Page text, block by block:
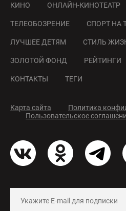
КИНО ОНЛАЙН-КИНОТЕАТР
ТЕЛЕОБОЗРЕНИЕ СПОРТ НА
ЛУЧШЕЕ ДЕТЯМ СТИЛЬ
ЗОЛОТОЙ ФОНД РЕЙТИНГИ
КОНТАКТЫ ТЕГИ
Карта сайта
Политика
Пользовательское